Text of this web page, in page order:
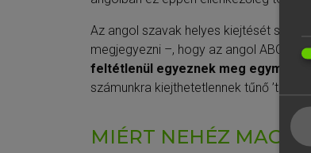
Az angol szavak helyes kiejtését
megjegyezni –, hogy az angol ABC
feltétlenül egyeznek meg
számunkra kiejthetetlennek tűnő ’th’
MIÉRT NEHÉZ